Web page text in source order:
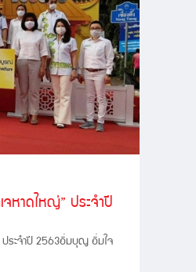
จหาดใหญ่” ประจำปี
ประจำปี 2563อิ่มบุญ อิ่มใจ